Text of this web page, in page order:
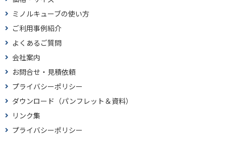
ミノルキューブの使い方
ご利用事例紹介
よくあるご質問
会社案内
お問合せ・見積依頼
プライバシーポリシー
ダウンロード（パンフレット＆資料）
リンク集
プライバシーポリシー